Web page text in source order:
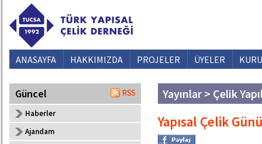
ANASAYFA HAKKIMIZDA PROJELER ÜYELER
Güncel
Haberler
Ajandam
Yayınlar > Çelik
Yapısal Çelik Günü